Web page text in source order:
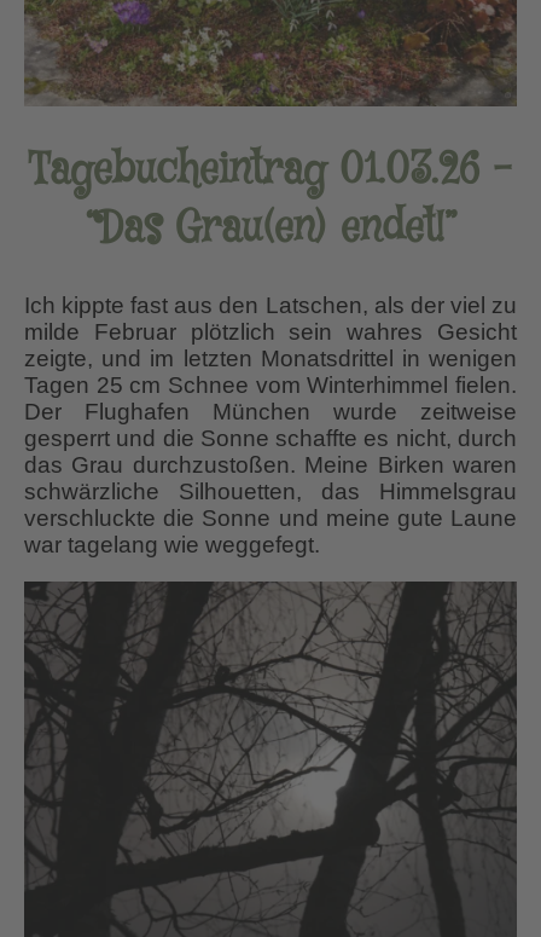
Tagebucheintrag 01.03.26 –
“Das Grau(en) endet!”
Ich kippte fast aus den Latschen, als der viel zu
milde Februar plötzlich sein wahres Gesicht
zeigte, und im letzten Monatsdrittel in wenigen
Tagen 25 cm Schnee vom Winterhimmel fielen.
Der Flughafen München wurde zeitweise
gesperrt und die Sonne schaffte es nicht, durch
das Grau durchzustoßen. Meine Birken waren
schwärzliche Silhouetten, das Himmelsgrau
verschluckte die Sonne und meine gute Laune
war tagelang wie weggefegt.